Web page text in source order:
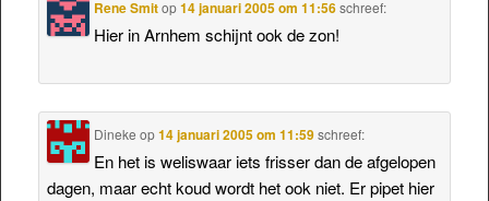
Rene Smitop14 januari 2005 om 11:56 schreef:
Hier in Arnhem schijnt ook de zon!
Dineke op14 januari 2005 om 11:59 schreef:
En het is weliswaar iets frisser dan de afgelopen
dagen, maar echt koud wordt het ook niet. Er pipet hier